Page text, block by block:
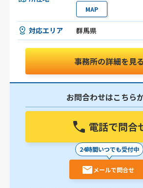
MAP
対応エリア 群馬県
事務所の詳細を見
お問合わせはこちら
電話で問合
24時間いつでも受付中
メールで問合せ